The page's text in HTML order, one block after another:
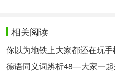
相关阅读
你以为地铁上大家都还在玩
德语同义词辨析48—大家一起